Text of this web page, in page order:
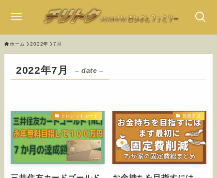
ホーム 2022年 7月
2022年7月 – date –
クレジットカード 投資方法